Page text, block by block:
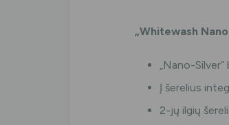
„Whitewash
„Nano-Silver“
Į šerelius
2-jų ilgių